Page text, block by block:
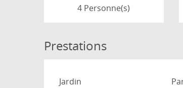
4 Personne(s)
Prestations
Jardin